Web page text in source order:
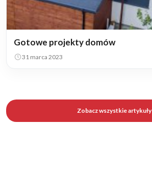
Gotowe projekty domów
31 marca 2023
Zobacz wszystkie artykuły